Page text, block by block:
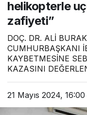
helikopterle
zafiyeti”
DOÇ. DR. ALİ
CUMHURBAŞKANI
KAYBETMESİNE
KAZASINI
21 Mayıs 2024, 16:00
yapılması güvenlik
zafiyeti”